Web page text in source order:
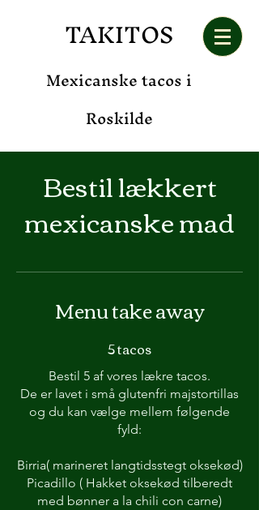
TAKITOS
Mexicanske tacos i
Roskilde
Bestil lækkert
mexicanske mad
Menu take away
5 tacos
Bestil 5 af vores lækre tacos.
De er lavet i små glutenfri majstortillas
og du kan vælge mellem følgende
fyld:
Birria( marineret langtidsstegt oksekød)
Picadillo ( Hakket oksekød tilberedt
med bønner a la chili con carne)